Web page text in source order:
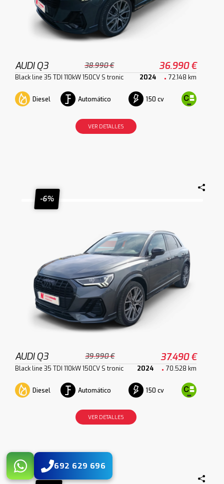
AUDI Q3 38.990 € 36.990 €
Black line 35 TDI 110kW 150CV S tronic 2024 72.148 km
Diesel Automático 150 cv
VER DETALLES
-6%
AUDI Q3 39.990 € 37.490 €
Black line 35 TDI 110kW 150CV S tronic 2024 70.528 km
Diesel Automático 150 cv
VER DETALLES
692 629 696